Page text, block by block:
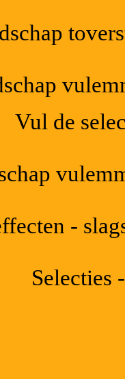
Vul de
-
Selecties